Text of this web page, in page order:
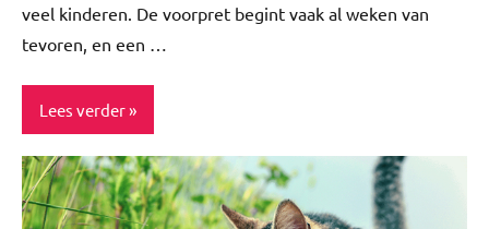
veel kinderen. De voorpret begint vaak al weken van
tevoren, en een …
Lees verder
ADV
Feestdagen